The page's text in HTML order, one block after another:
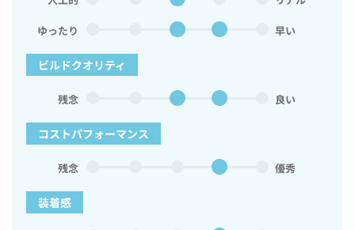
ゆったり 早い
ビルドクオリティ
残念 良い
コストパフォーマンス
残念 優秀
装着感